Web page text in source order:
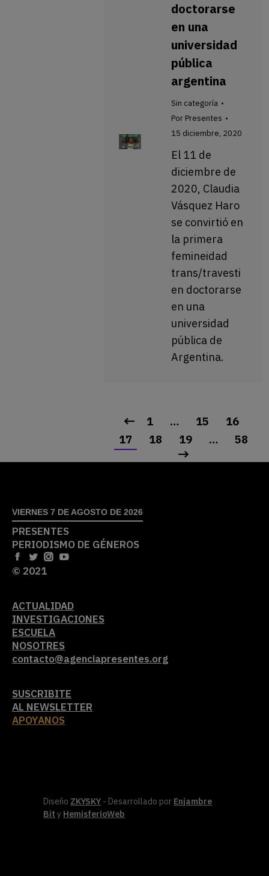
doctorarse
en una
universidad
pública
argentina
Sin categoría
Por Presentes
15 diciembre, 2020
El 11 de
diciembre de
2020, Claudia
Vásquez Haro
se convirtió en
la primera
femineidad
trans/travesti
en doctorarse
en una
universidad
pública de
Argentina.
1 … 15
16
17
18 19 … 58
VIERNES 7 DE AGOSTO DE 2026
PRESENTES
PERIODISMO DE GÉNEROS
© 2021
ACTUALIDAD
INVESTIGACIONES
ESCUELA
NOSOTRES
contacto@agenciapresentes.org
SUSCRIBITE
AL NEWSLETTER
APOYANOS
Diseño ZKYSKY - Desarrollado por Enjambre
Bit y HemisferioWeb